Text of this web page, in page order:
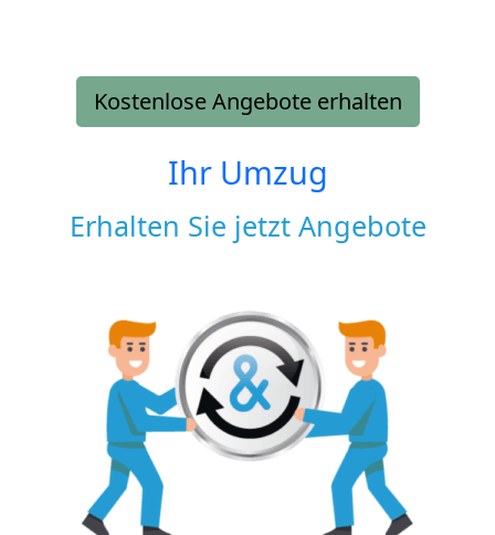
Kostenlose Angebote erhalten
Ihr Umzug
Erhalten Sie jetzt Angebote